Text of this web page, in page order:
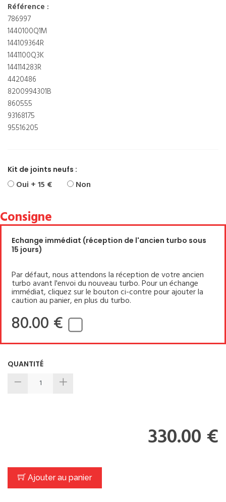
Référence :
786997
1440100Q1M
144109364R
1441100Q3K
144114283R
4420486
8200994301B
860555
93168175
95516205
Kit de joints neufs :
Oui + 15 € Non
Consigne
Echange immédiat (réception de l'ancien turbo sous
15 jours)
Par défaut, nous attendons la réception de votre ancien
turbo avant l'envoi du nouveau turbo. Pour un échange
immédiat, cliquez sur le bouton ci-contre pour ajouter la
caution au panier, en plus du turbo.
80.00 €
QUANTITÉ
330.00 €
Ajouter au panier